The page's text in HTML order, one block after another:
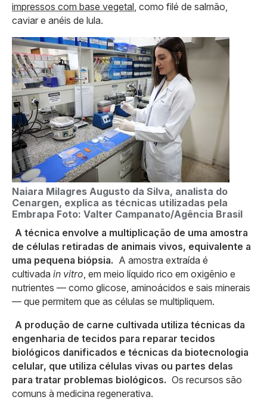
impressos com base vegetal, como filé de salmão,
caviar e anéis de lula.
Naiara Milagres Augusto da Silva, analista do
Cenargen, explica as técnicas utilizadas pela
Embrapa Foto: Valter Campanato/Agência Brasil
A técnica envolve a multiplicação de uma amostra
de células retiradas de animais vivos, equivalente a
uma pequena biópsia. A amostra extraída é
cultivada in vitro , em meio líquido rico em oxigênio e
nutrientes — como glicose, aminoácidos e sais minerais
— que permitem que as células se multipliquem.
A produção de carne cultivada utiliza técnicas da
engenharia de tecidos para reparar tecidos
biológicos danificados e técnicas da biotecnologia
celular, que utiliza células vivas ou partes delas
para tratar problemas biológicos. Os recursos são
comuns à medicina regenerativa.